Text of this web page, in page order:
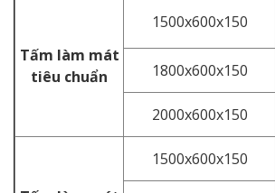
Tấm làm mát
tiêu chuẩn
1500x600x150
1800x600x150
2000x600x150
1500x600x150